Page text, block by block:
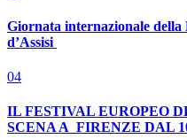
Giornata internazionale della
d’Assisi
04
IL FESTIVAL EUROPEO
SCENA A FIRENZE DAL